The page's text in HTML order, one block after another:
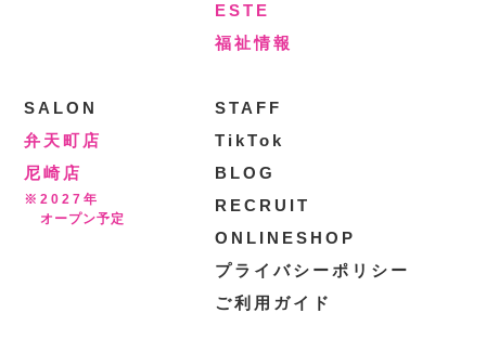
ESTE
福祉情報
SALON
弁天町店
尼崎店
※2027年
オープン予定
STAFF
TikTok
BLOG
RECRUIT
ONLINESHOP
プライバシーポリシー
ご利用ガイド